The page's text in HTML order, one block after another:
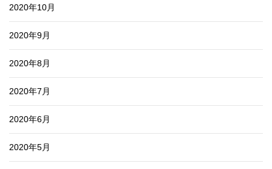
2020年10月
2020年9月
2020年8月
2020年7月
2020年6月
2020年5月